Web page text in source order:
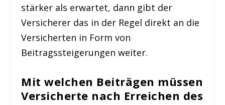
stärker als erwartet, dann gibt der
Versicherer das in der Regel direkt an die
Versicherten in Form von
Beitragssteigerungen weiter.
Mit welchen Beiträgen müssen
Versicherte nach Erreichen des